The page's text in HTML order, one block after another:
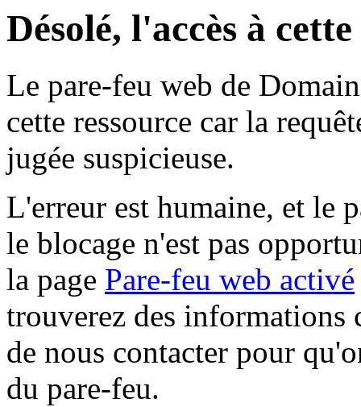
Désolé, l'accès à
Le pare-feu web de
cette ressource car la
jugée suspicieuse.
L'erreur est humaine, et le
le blocage n'est pas
la page Pare-feu web activé
trouverez des informations
de nous contacter pour
du pare-feu.